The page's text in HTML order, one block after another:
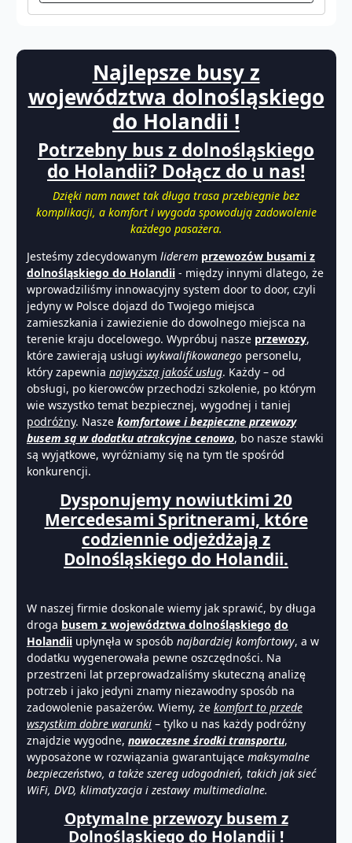
Najlepsze busy z
województwa dolnośląskiego
do Holandii !
Potrzebny bus z dolnośląskiego
do Holandii? Dołącz do u nas!
Dzięki nam nawet tak długa trasa przebiegnie bez
komplikacji, a komfort i wygoda spowodują zadowolenie
każdego pasażera.
Jesteśmy zdecydowanym liderem przewozów busami z
dolnośląskiego do Holandii - między innymi dlatego, że
wprowadziliśmy innowacyjny system door to door, czyli
jedyny w Polsce dojazd do Twojego miejsca
zamieszkania i zawiezienie do dowolnego miejsca na
terenie kraju docelowego. Wypróbuj nasze przewozy,
które zawierają usługi wykwalifikowanego personelu,
który zapewnia najwyższą jakość usług. Każdy – od
obsługi, po kierowców przechodzi szkolenie, po którym
wie wszystko temat bezpiecznej, wygodnej i taniej
podróżny. Nasze komfortowe i bezpieczne przewozy
busem są w dodatku atrakcyjne cenowo, bo nasze stawki
są wyjątkowe, wyróżniamy się na tym tle spośród
konkurencji.
Dysponujemy nowiutkimi 20
Mercedesami Spritnerami, które
codziennie odjeżdżają z
Dolnośląskiego do Holandii.
W naszej firmie doskonale wiemy jak sprawić, by długa
droga busem z województwa dolnośląskiego do
Holandii upłynęła w sposób najbardziej komfortowy, a w
dodatku wygenerowała pewne oszczędności. Na
przestrzeni lat przeprowadzaliśmy skuteczną analizę
potrzeb i jako jedyni znamy niezawodny sposób na
zadowolenie pasażerów. Wiemy, że komfort to przede
wszystkim dobre warunki – tylko u nas każdy podróżny
znajdzie wygodne, nowoczesne środki transportu,
wyposażone w rozwiązania gwarantujące maksymalne
bezpieczeństwo, a także szereg udogodnień, takich jak sieć
WiFi, DVD, klimatyzacja i zestawy multimedialne.
Optymalne przewozy busem z
Dolnośląskiego do Holandii !